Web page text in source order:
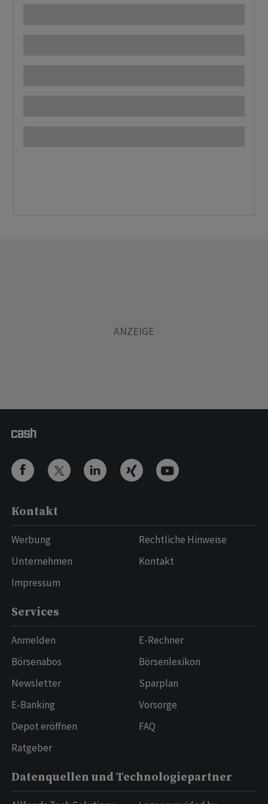
Kontakt
Werbung
Unternehmen
Impressum
Rechtliche Hinweise
Kontakt
Services
Anmelden
Börsenabos
Newsletter
E-Banking
Depot eröffnen
Ratgeber
E-Rechner
Börsenlexikon
Sparplan
Vorsorge
FAQ
Datenquellen und Technologiepartner